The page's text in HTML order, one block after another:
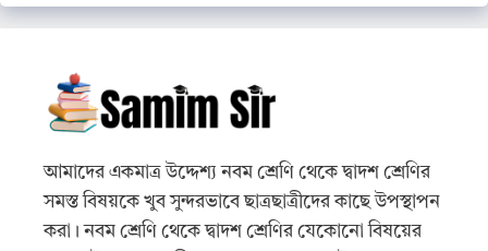
আমাদের একমাত্র উদ্দেশ্য নবম শ্রেণি থেকে দ্বাদশ শ্রেণির
সমস্ত বিষয়কে খুব সুন্দরভাবে ছাত্রছাত্রীদের কাছে উপস্থাপন
করা। নবম শ্রেণি থেকে দ্বাদশ শ্রেণির যেকোনো বিষয়ের